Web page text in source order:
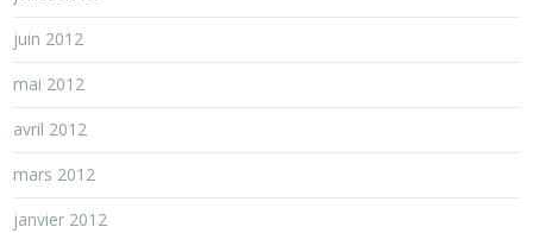
juin 2012
mai 2012
avril 2012
mars 2012
janvier 2012